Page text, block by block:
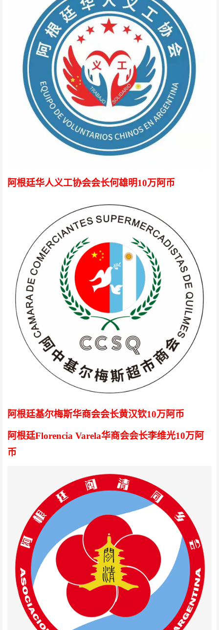
阿根廷华人义工协会会长何雄明10万阿币
阿根廷基尔梅斯华商会会长黄汉钦10万阿币
阿根廷Florencia Varela华商会会长李维光10万阿
币